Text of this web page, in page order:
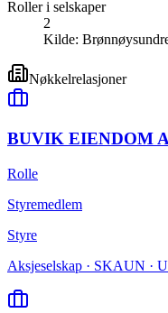
Roller i selskaper
2
Kilde:
Nøkkelrelasjoner
BUVIK EIENDOM
Rolle
Styremedlem
Styre
Aksjeselskap · SKAUN ·